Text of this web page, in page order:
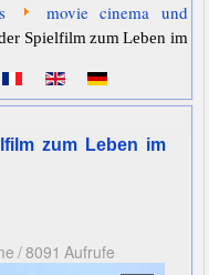
movie cinema und
Spielfilm zum Leben im
zum Leben im
/8091 Aufrufe